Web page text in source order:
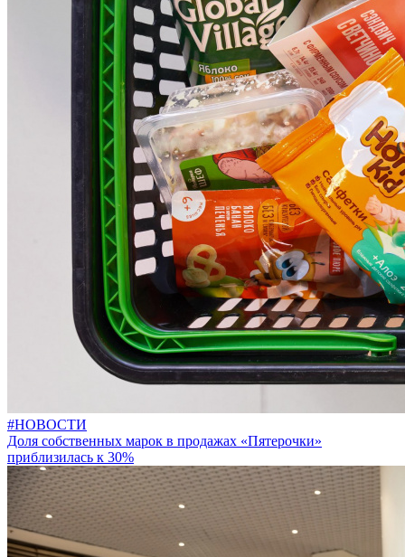
#НОВОСТИ
Доля собственных марок в продажах «Пятерочки»
приблизилась к 30%